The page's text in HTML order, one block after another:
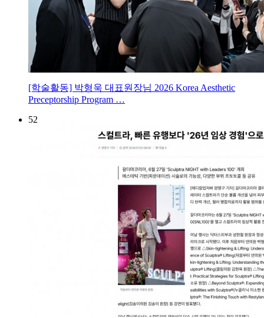
[학술활동] 박형욱 대표원장님 2026 Korea Aesthetic
Preceptorship Program …
52